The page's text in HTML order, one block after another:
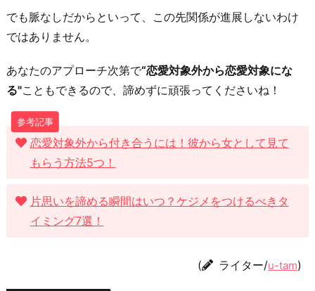
でも脈なしだからといって、この先関係が進展しないわけ
ではありません。
あなたのアプローチ次第で“恋愛対象外から恋愛対象にな
る"こともできるので、諦めずに頑張ってくださいね！
恋愛対象外から付き合うには！彼から女として見て
もらう方法5つ！
片思いを諦める瞬間はいつ？ケジメをつけるべきタ
イミング7選！
( ライター/u-tam)